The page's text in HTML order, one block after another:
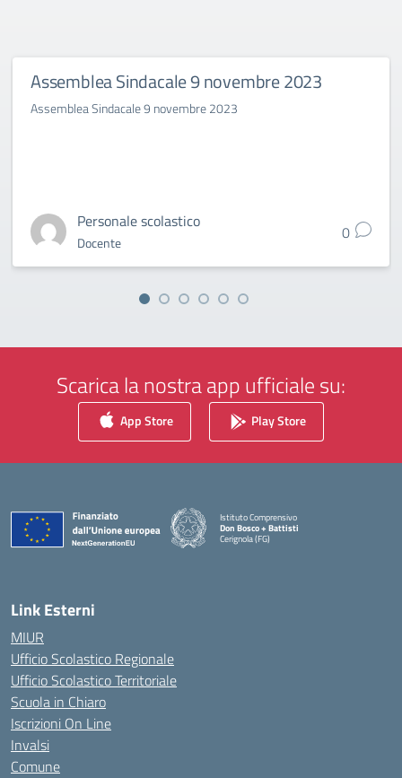
Assemblea Sindacale 9 novembre 2023
Assemblea Sindacale 9 novembre 2023
Personale scolastico
Docente 0
Scarica la nostra app ufficiale su:
App Store Play Store
Istituto Comprensivo
Don Bosco + Battisti
Cerignola (FG)
— Visita la pagina iniziale della scuola
Link Esterni
MIUR
Ufficio Scolastico Regionale
Ufficio Scolastico Territoriale
Scuola in Chiaro
Iscrizioni On Line
Invalsi
Comune